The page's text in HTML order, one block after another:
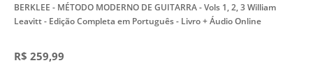
BERKLEE - MÉTODO MODERNO DE GUITARRA - Vols 1, 2, 3 William
Leavitt- Edição Completa em Português - Livro + Áudio Online
R$ 259,99